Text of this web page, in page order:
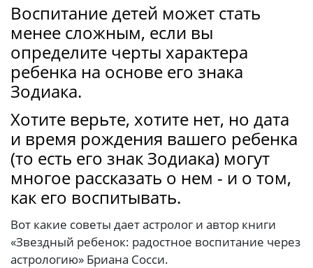
Воспитание детей может стать
менее сложным, если вы
определите черты характера
ребенка на основе его знака
Зодиака.
Хотите верьте, хотите нет, но дата
и время рождения вашего ребенка
(то есть его знак Зодиака) могут
многое рассказать о нем - и о том,
как его воспитывать.
Вот какие советы дает астролог и автор книги
«Звездный ребенок: радостное воспитание через
астрологию» Бриана Сосси.